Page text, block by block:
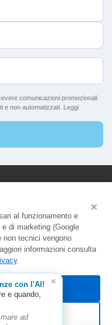
×
al funzionamento e
di marketing (Google
non tecnici vengono
informazioni consulta
.
con l'AI!
e quando,
ad
×
comunicazioni promozionali
e non automatizzati. Leggi
Srl
Pubblico:
Roma